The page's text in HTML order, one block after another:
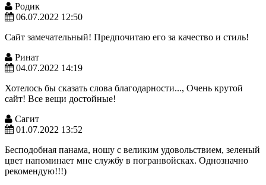
Родик
06.07.2022 12:50
Сайт замечательный! Предпочитаю его за качество и стиль!
Ринат
04.07.2022 14:19
Хотелось бы сказать слова благодарности..., Очень крутой
сайт! Все вещи достойные!
Сагит
01.07.2022 13:52
Бесподобная панама, ношу с великим удовольствием, зеленый
цвет напоминает мне службу в погранвойсках. Однозначно
рекомендую!!!)